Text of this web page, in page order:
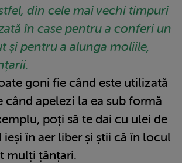
din cele mai vechi timpuri
în case pentru a conferi un
și pentru a alunga moliile,
goni fie când este utilizată
când apelezi la ea sub formă
poți să te dai cu ulei de
ieși în aer liber și știi că în locul
mulți țânțari.